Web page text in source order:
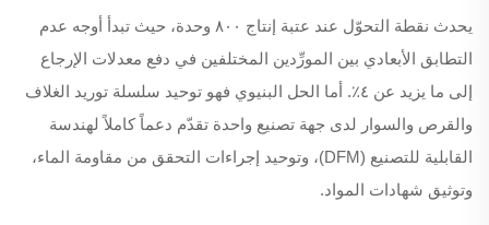
يحدث نقطة التحوّل عند عتبة إنتاج ٨٠٠ وحدة، حيث تبدأ أوجه عدم
التطابق الأبعادي بين المورِّدين المختلفين في دفع معدلات الإرجاع
إلى ما يزيد عن ٤٪. أما الحل البنيوي فهو توحيد سلسلة توريد الغلاف
والقرص والسوار لدى جهة تصنيع واحدة تقدّم دعماً كاملاً لهندسة
القابلية للتصنيع (DFM)، وتوحيد إجراءات التحقق من مقاومة الماء،
وتوثيق شهادات المواد.